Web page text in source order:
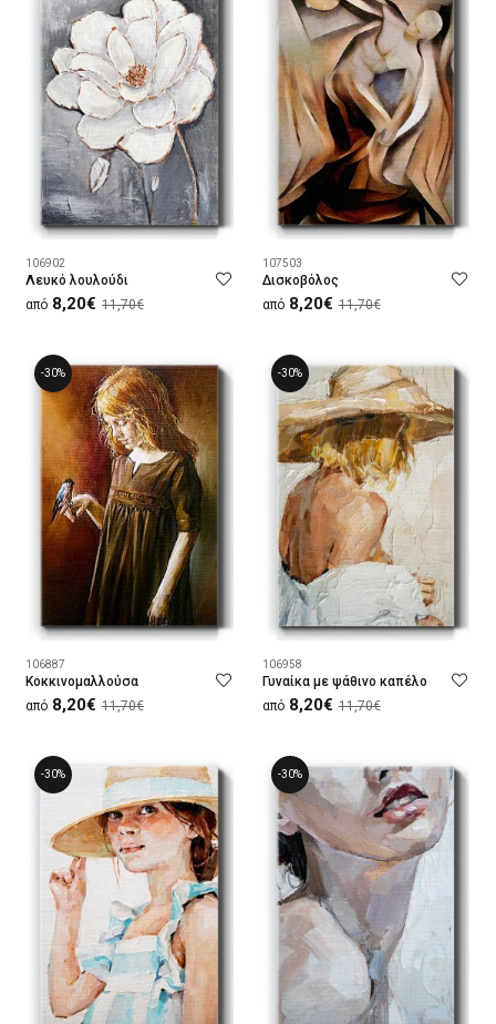
106902
Λευκό λουλούδι
από 8,20€ 11,70€
107503
Δισκοβόλος
από 8,20€ 11,70€
-30%
106887
Κοκκινομαλλούσα
από 8,20€ 11,70€
-30%
106958
Γυναίκα με ψάθινο καπέλο
από 8,20€ 11,70€
-30% -30%